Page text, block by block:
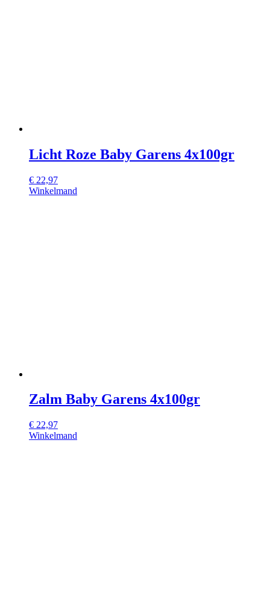
Licht Roze Baby Garens 4x100gr
€ 22,97
Winkelmand
Zalm Baby Garens 4x100gr
€ 22,97
Winkelmand